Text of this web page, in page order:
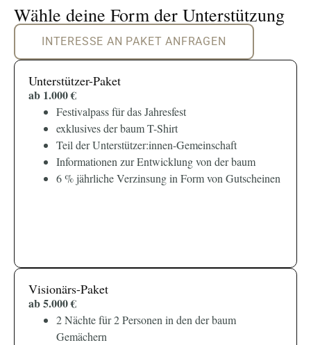
Wähle deine Form der Unterstützung
INTERESSE AN PAKET ANFRAGEN
Unterstützer-Paket
ab 1.000 €
Festivalpass für das Jahresfest
exklusives der baum T-Shirt
Teil der Unterstützer:innen-Gemeinschaft
Informationen zur Entwicklung von der baum
6 % jährliche Verzinsung in Form von Gutscheinen
Visionärs-Paket
ab 5.000 €
2 Nächte für 2 Personen in den der baum
Gemächern